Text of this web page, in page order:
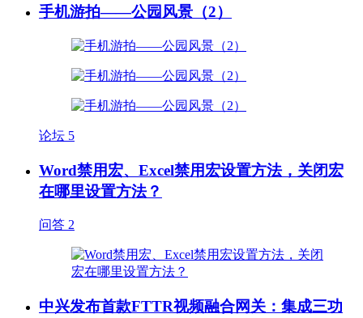
手机游拍——公园风景（2）
论坛 5
Word禁用宏、Excel禁用宏设置方法，关闭宏
在哪里设置方法？
问答 2
中兴发布首款FTTR视频融合网关：集成三功